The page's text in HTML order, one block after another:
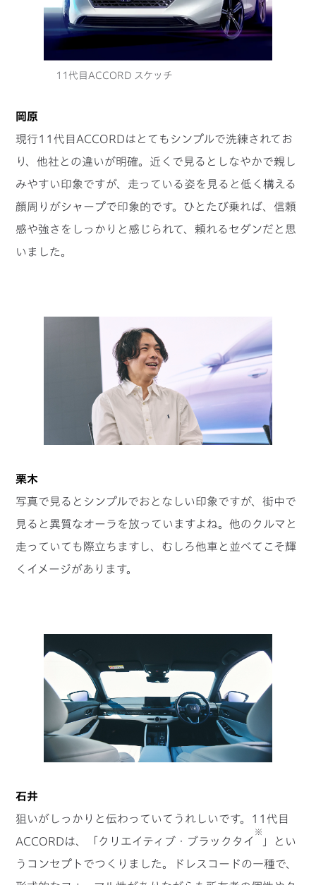
岡原
現行11代目ACCORDはとてもシンプルで洗練されてお
り、他社との違いが明確。近くで見るとしなやかで親し
みやすい印象ですが、走っている姿を見ると低く構える
顔周りがシャープで印象的です。ひとたび乗れば、信頼
感や強さをしっかりと感じられて、頼れるセダンだと思
いました。
11代目ACCORD スケッチ
栗木
写真で見るとシンプルでおとなしい印象ですが、街中で
見ると異質なオーラを放っていますよね。他のクルマと
走っていても際立ちますし、むしろ他車と並べてこそ輝
くイメージがあります。
石井
狙いがしっかりと伝わっていてうれしいです。11代目
ACCORDは、「クリエイティブ・ブラックタイ
※
」とい
うコンセプトでつくりました。ドレスコードの一種で、